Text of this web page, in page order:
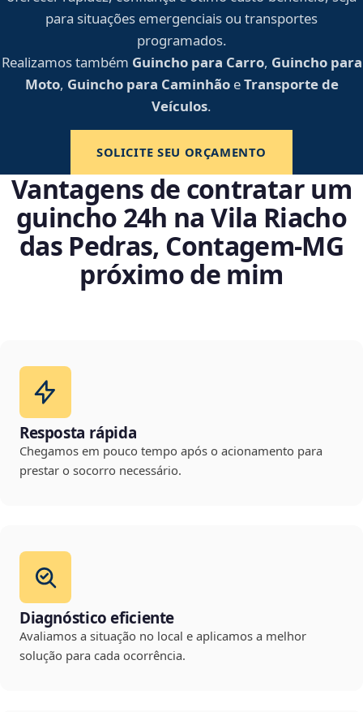
para situações emergenciais ou transportes
programados.
Realizamos também Guincho para Carro, Guincho para
Moto, Guincho para CaminhãoeTransporte de
Veículos.
SOLICITE SEU ORÇAMENTO
Vantagens de contratar um
guincho 24h na Vila Riacho
das Pedras, Contagem‑MG
próximo de mim
Resposta rápida
Chegamos em pouco tempo após o acionamento para
prestar o socorro necessário.
Diagnóstico eficiente
Avaliamos a situação no local e aplicamos a melhor
solução para cada ocorrência.